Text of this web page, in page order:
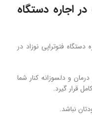
اجاره دستگاه
فتوتراپی نوزاد در
و دلسوزانه کنار شما
قرار گیرد.
نباشد.